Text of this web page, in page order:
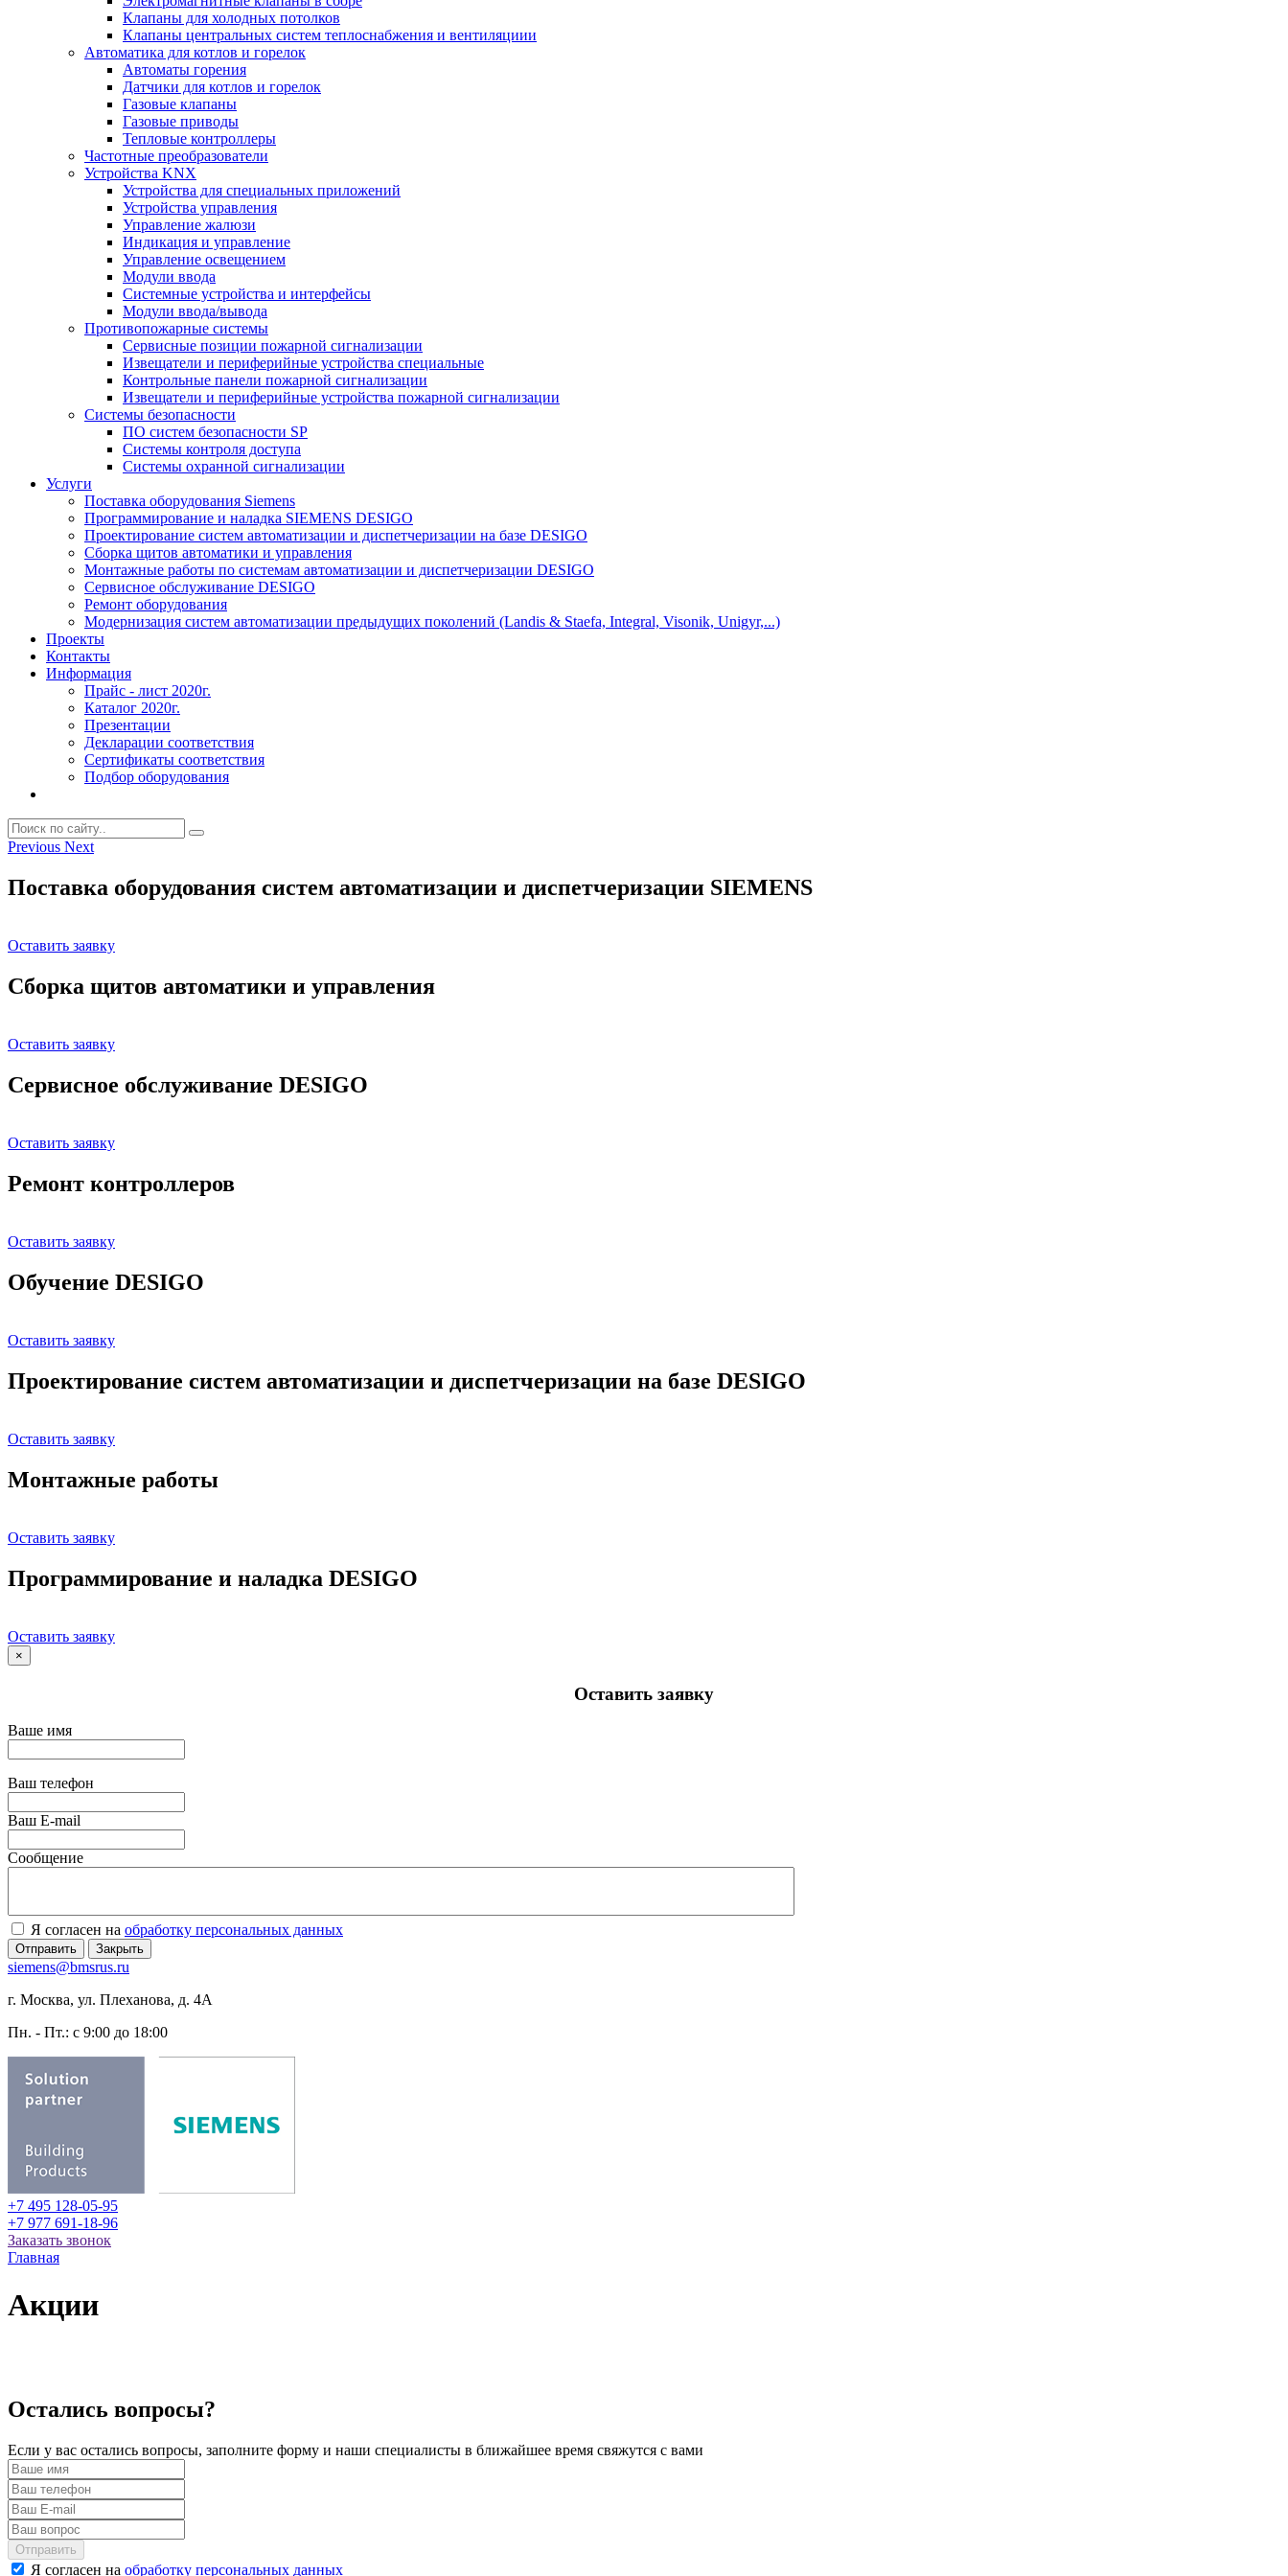
Клапаны для холодных потолков
Клапаны центральных систем теплоснабжения и вентиляциии
Автоматика для котлов и горелок
Автоматы горения
Датчики для котлов и горелок
Газовые клапаны
Газовые приводы
Тепловые контроллеры
Частотные преобразователи
Устройства KNX
Устройства для специальных приложений
Устройства управления
Управление жалюзи
Индикация и управление
Управление освещением
Модули ввода
Системные устройства и интерфейсы
Модули ввода/вывода
Противопожарные системы
Сервисные позиции пожарной сигнализации
Извещатели и периферийные устройства специальные
Контрольные панели пожарной сигнализации
Извещатели и периферийные устройства пожарной сигнализации
Системы безопасности
ПО систем безопасности SP
Системы контроля доступа
Системы охранной сигнализации
Услуги
Поставка оборудования Siemens
Программирование и наладка SIEMENS DESIGO
Проектирование систем автоматизации и диспетчеризации на базе DESIGO
Сборка щитов автоматики и управления
Монтажные работы по системам автоматизации и диспетчеризации DESIGO
Сервисное обслуживание DESIGO
Ремонт оборудования
Модернизация систем автоматизации предыдущих поколений (Landis & Staefa, Integral, Visonik, Unigyr,...)
Проекты
Контакты
Информация
Прайс - лист 2020г.
Каталог 2020г.
Презентации
Декларации соответствия
Сертификаты соответствия
Подбор оборудования
Previous Next
Поставка оборудования систем автоматизации и диспетчеризации SIEMENS
Оставить заявку
Сборка щитов автоматики и управления
Оставить заявку
Сервисное обслуживание DESIGO
Оставить заявку
Ремонт контроллеров
Оставить заявку
Обучение DESIGO
Оставить заявку
Проектирование систем автоматизации и диспетчеризации на базе DESIGO
Оставить заявку
Монтажные работы
Оставить заявку
Программирование и наладка DESIGO
Оставить заявку
×
Оставить заявку
Ваше имя
Ваш телефон
Ваш E-mail
Сообщение
Я согласен на обработку персональных данных
Отправить Закрыть
siemens@bmsrus.ru
г. Москва, ул. Плеханова, д. 4А
Пн. - Пт.: c 9:00 до 18:00
+7 495 128-05-95
+7 977 691-18-96
Заказать звонок
Главная
Акции
Остались вопросы?
Если у вас остались вопросы, заполните форму и наши специалисты в ближайшее время свяжутся с вами
Отправить
Я согласен на обработку персональных данных